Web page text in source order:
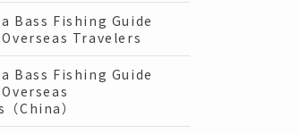
Bass Fishing Guide
Travelers
Bass Fishing Guide
China）